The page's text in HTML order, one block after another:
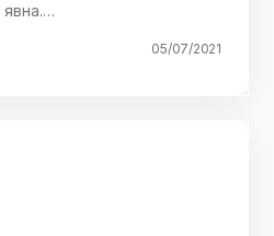
явна.…
05/07/2021